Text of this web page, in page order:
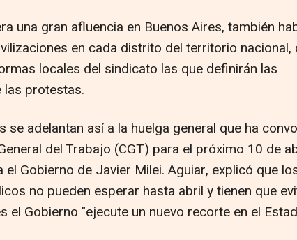
una gran afluencia en Buenos Aires, también
en cada distrito del territorio nacional,
locales del sindicato las que definirán las
las protestas.
se adelantan así a la huelga general que ha
del Trabajo (CGT) para el próximo 10 de
Gobierno de Javier Milei. Aguiar, explicó que
no pueden esperar hasta abril y tienen que
el Gobierno "ejecute un nuevo recorte en el